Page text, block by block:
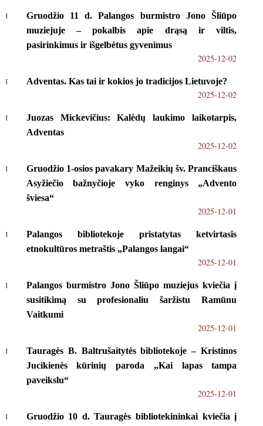
Gruodžio 11 d. Palangos burmistro Jono Šliūpo
muziejuje – pokalbis apie drąsą ir viltis,
pasirinkimus ir išgelbėtus gyvenimus
2025-12-02
Adventas. Kas tai ir kokios jo tradicijos Lietuvoje?
2025-12-02
Juozas Mickevičius: Kalėdų laukimo laikotarpis,
Adventas
2025-12-02
Gruodžio 1-osios pavakary Mažeikių šv. Pranciškaus
Asyžiečio bažnyčioje vyko renginys „Advento
šviesa“
2025-12-01
Palangos bibliotekoje pristatytas ketvirtasis
etnokultūros metraštis „Palangos langai“
2025-12-01
Palangos burmistro Jono Šliūpo muziejus kviečia į
susitikimą su profesionaliu šaržistu Ramūnu
Vaitkumi
2025-12-01
Tauragės B. Baltrušaitytės bibliotekoje – Kristinos
Jucikienės kūrinių paroda „Kai lapas tampa
paveikslu“
2025-12-01
Gruodžio 10 d. Tauragės bibliotekininkai kviečia į